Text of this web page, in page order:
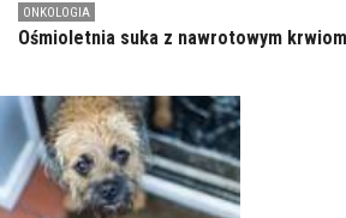
ONKOLOGIA
Ośmioletnia suka z nawrotowym